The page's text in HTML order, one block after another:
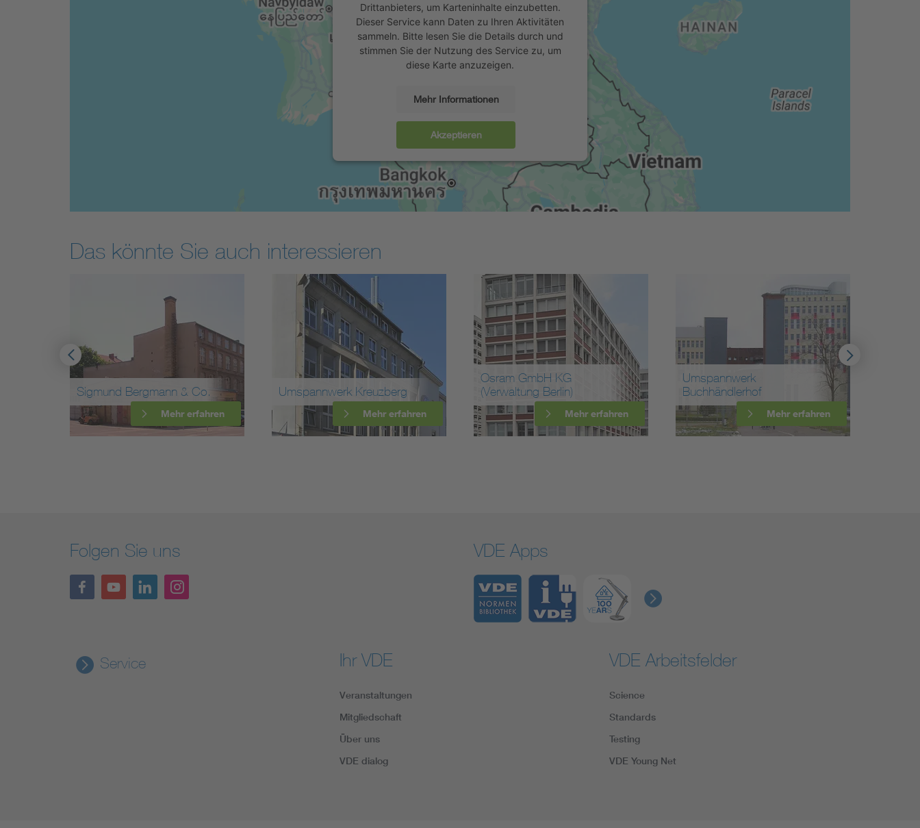
Drittanbieters, um Karteninhalte einzubetten.
Dieser Service kann Daten zu Ihren Aktivitäten
sammeln. Bitte lesen Sie die Details durch und
stimmen Sie der Nutzung des Service zu, um
diese Karte anzuzeigen.
Mehr Informationen
Akzeptieren
Das könnte Sie auch interessieren
Sigmund Bergmann & Co.
Mehr erfahren
Umspannwerk Kreuzberg
Mehr erfahren
Osram GmbH KG
(Verwaltung Berlin)
Mehr erfahren
Umspannwerk
Buchhändlerhof
Mehr erfahren
Folgen Sie uns VDE Apps
Service Ihr VDE
Veranstaltungen
Mitgliedschaft
Über uns
VDE dialog
VDE Arbeitsfelder
Science
Standards
Testing
VDE Young Net